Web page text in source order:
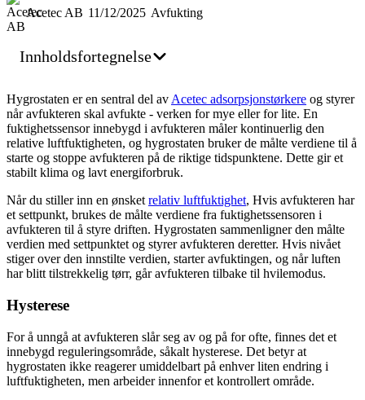
Acetec AB 11/12/2025 Avfukting
Innholdsfortegnelse
Hygrostaten er en sentral del av Acetec adsorpsjonstørkere og styrer
når avfukteren skal avfukte - verken for mye eller for lite. En
fuktighetssensor innebygd i avfukteren måler kontinuerlig den
relative luftfuktigheten, og hygrostaten bruker de målte verdiene til å
starte og stoppe avfukteren på de riktige tidspunktene. Dette gir et
stabilt klima og lavt energiforbruk.
Når du stiller inn en ønsket relativ luftfuktighet, Hvis avfukteren har
et settpunkt, brukes de målte verdiene fra fuktighetssensoren i
avfukteren til å styre driften. Hygrostaten sammenligner den målte
verdien med settpunktet og styrer avfukteren deretter. Hvis nivået
stiger over den innstilte verdien, starter avfuktingen, og når luften
har blitt tilstrekkelig tørr, går avfukteren tilbake til hvilemodus.
Hysterese
For å unngå at avfukteren slår seg av og på for ofte, finnes det et
innebygd reguleringsområde, såkalt hysterese. Det betyr at
hygrostaten ikke reagerer umiddelbart på enhver liten endring i
luftfuktigheten, men arbeider innenfor et kontrollert område.